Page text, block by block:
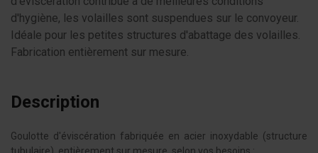
d'hygiène, les volailles sont suspendues sur le convoyeur.
Idéale pour les petites structures d'abattage des volailles.
Fabrication entièrement sur mesure.
Description
Goulotte d'éviscération fabriquée en acier inoxydable (structure